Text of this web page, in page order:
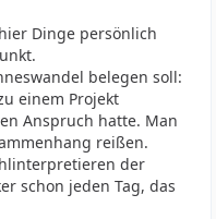
Dinge persönlich
belegen soll:
einem Projekt
Anspruch hatte. Man
reißen.
der
schon jeden Tag, das